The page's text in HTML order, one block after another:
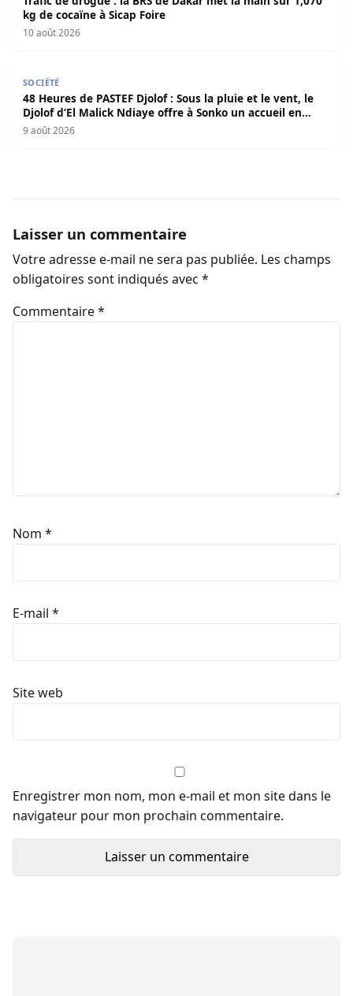
kg de cocaïne à Sicap Foire
10 août 2026
SOCIÉTÉ
48 Heures de PASTEF Djolof : Sous la pluie et le vent, le
Djolof d’El Malick Ndiaye offre à Sonko un accueil en
apothéose
9 août 2026
Laisser un commentaire
Votre adresse e-mail ne sera pas publiée. Les champs
obligatoires sont indiqués avec *
Commentaire*
Nom *
E-mail *
Site web
Enregistrer mon nom, mon e-mail et mon site dans le
navigateur pour mon prochain commentaire.